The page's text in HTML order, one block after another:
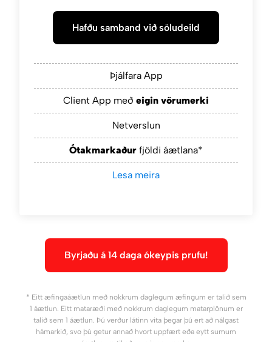
Hafðu samband við söludeild
Þjálfara App
Client App með eigin vörumerki
Netverslun
Ótakmarkaður fjöldi áætlana*
Lesa meira
Byrjaðu á 14 daga ókeypis prufu!
* Eitt æfingaáætlun með nokkrum daglegum æfingum er talið sem
1 áætlun. Eitt mataræði með nokkrum daglegum matarplönum er
talið sem 1 áætlun. Þú verður látinn vita þegar þú ert að nálgast
hámarkið, svo þú getur annað hvort uppfært eða eytt sumum